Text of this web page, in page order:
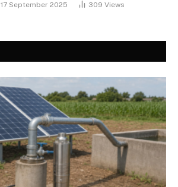
17 September 2025 309 Views